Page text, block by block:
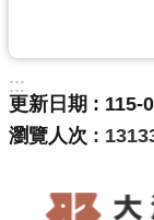
:::
更新日期
115-
瀏覽人次